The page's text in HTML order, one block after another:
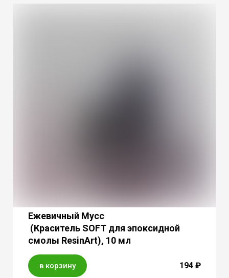
Ежевичный Мусс
(Краситель SOFT для эпоксидной
смолы ResinArt), 10 мл
в корзину 194 ₽